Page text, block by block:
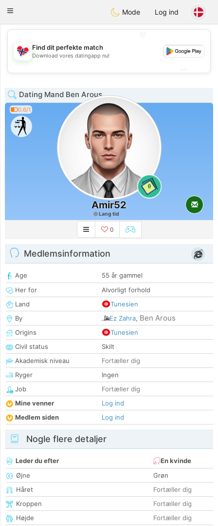
EkteNordmenn
Toggle
Mode Log ind
💖
💕
Find dit perfekte match
Download vores datingapp nu!
Dating Mand Ben Arous
0.6/1
0
Amir52
Lang tid
0
Medlemsinformation
Age
55 år gammel
Her for
Alvorligt forhold
Land
Tunesien
By
Ez Zahra, Ben Arous
Origins
Tunesien
Civil status
Skilt
Akademisk niveau
Fortæller dig
Ryger
Ingen
Job
Fortæller dig
Mine venner
Log ind
Medlem siden
Log ind
Nogle flere detaljer
Leder du efter
En kvinde
Øjne
Grøn
Håret
Fortæller dig
Kroppen
Fortæller dig
Højde
Fortæller dig